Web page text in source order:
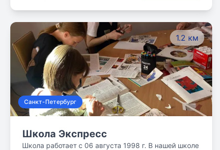
обязательного цикла в необходимом для сдачи
аттестации объёме.
1.2 км
Санкт-Петербург
Школа Экспресс
Школа работает с 06 августа 1998 г. В нашей школе